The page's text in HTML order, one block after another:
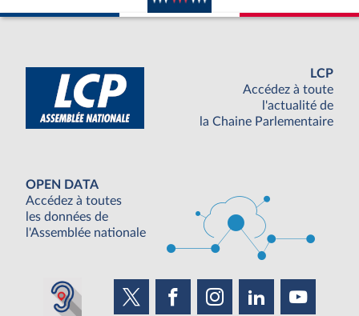
LCP
Accédez à toute
l'actualité de
la Chaine Parlementaire
OPEN DATA
Accédez à toutes
les données de
l'Assemblée nationale